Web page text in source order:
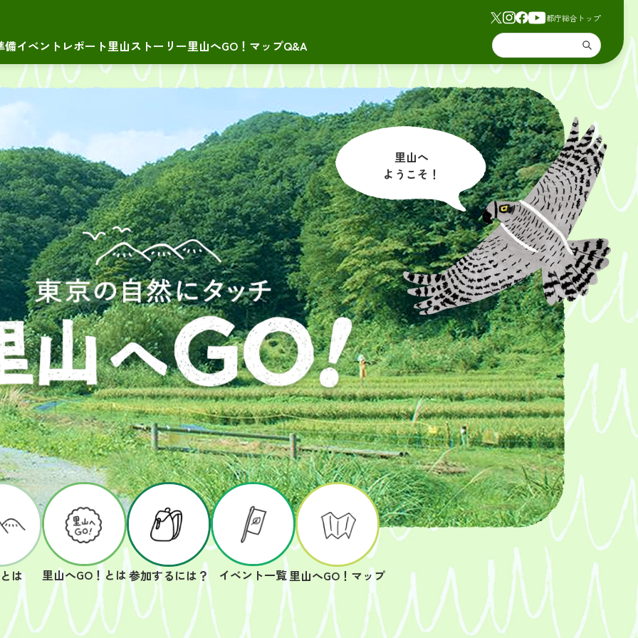
都庁総合トップ
備イベントレポート里山ストーリー里山へGO！マップQ&A
里山へ
ようこそ！
は 里山へGO！とは参加するには？ イベント一覧里山へGO！マップ